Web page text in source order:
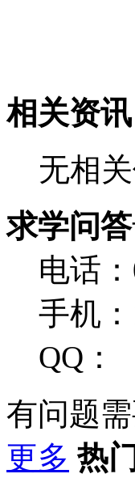
相关资讯
无相
求学问答
电话
手机
QQ：
有问题
更多 热